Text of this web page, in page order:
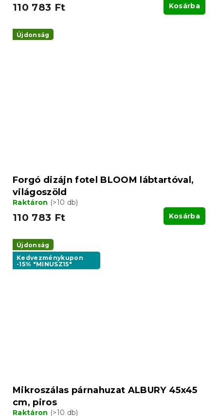
110 783 Ft Kosárba
Újdonság
Forgó dizájn fotel BLOOM lábtartóval,
világoszöld
Raktáron (>10 db)
110 783 Ft Kosárba
Újdonság
Kedvezménykupon
-15% "MINUSZ15"
Mikroszálas párnahuzat ALBURY 45x45
cm, piros
Raktáron (>10 db)